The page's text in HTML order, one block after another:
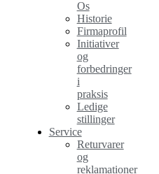
Os
Historie
Firmaprofil
Initiativer
og
forbedringer
i
praksis
Ledige
stillinger
Service
Returvarer
og
reklamationer